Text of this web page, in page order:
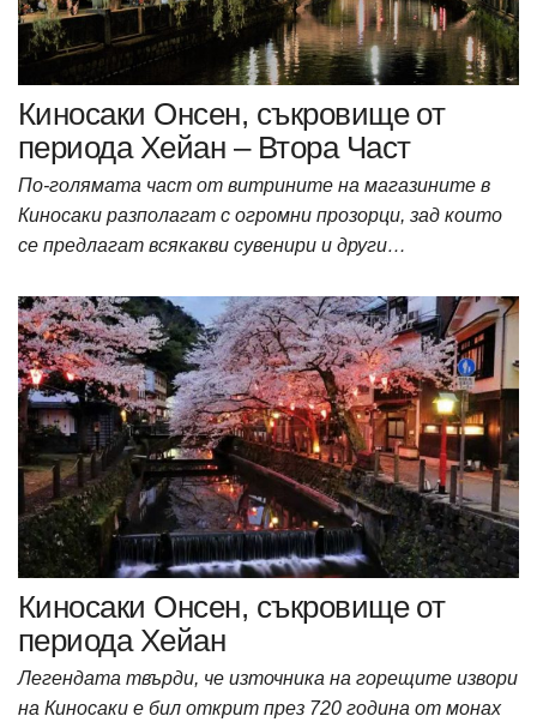
Киносаки Онсен, съкровище от
периода Хейан – Втора Част
По-голямата част от витрините на магазините в
Киносаки разполагат с огромни прозорци, зад които
се предлагат всякакви сувенири и други…
Киносаки Онсен, съкровище от
периода Хейан
Легендата твърди, че източника на горещите извори
на Киносаки е бил открит през 720 година от монах